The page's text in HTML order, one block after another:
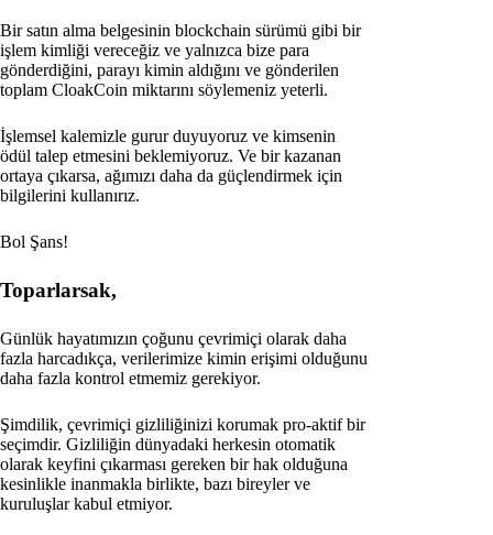
Bir satın alma belgesinin blockchain sürümü gibi bir
işlem kimliği vereceğiz ve yalnızca bize para
gönderdiğini, parayı kimin aldığını ve gönderilen
toplam CloakCoin miktarını söylemeniz yeterli.
İşlemsel kalemizle gurur duyuyoruz ve kimsenin
ödül talep etmesini beklemiyoruz. Ve bir kazanan
ortaya çıkarsa, ağımızı daha da güçlendirmek için
bilgilerini kullanırız.
Bol Şans!
Toparlarsak,
Günlük hayatımızın çoğunu çevrimiçi olarak daha
fazla harcadıkça, verilerimize kimin erişimi olduğunu
daha fazla kontrol etmemiz gerekiyor.
Şimdilik, çevrimiçi gizliliğinizi korumak pro-aktif bir
seçimdir. Gizliliğin dünyadaki herkesin otomatik
olarak keyfini çıkarması gereken bir hak olduğuna
kesinlikle inanmakla birlikte, bazı bireyler ve
kuruluşlar kabul etmiyor.